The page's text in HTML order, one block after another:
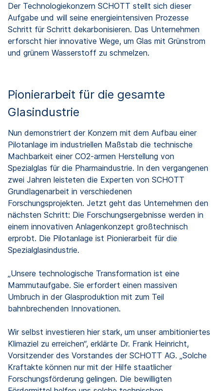
Der Technologiekonzern SCHOTT stellt sich dieser
Aufgabe und will seine energieintensiven Prozesse
Schritt für Schritt dekarbonisieren. Das Unternehmen
erforscht hier innovative Wege, um Glas mit Grünstrom
und grünem Wasserstoff zu schmelzen.
Pionierarbeit für die gesamte
Glasindustrie
Nun demonstriert der Konzern mit dem Aufbau einer
Pilotanlage im industriellen Maßstab die technische
Machbarkeit einer CO2-armen Herstellung von
Spezialglas für die Pharmaindustrie. In den vergangenen
zwei Jahren leisteten die Experten von SCHOTT
Grundlagenarbeit in verschiedenen
Forschungsprojekten. Jetzt geht das Unternehmen den
nächsten Schritt: Die Forschungsergebnisse werden in
einem innovativen Anlagenkonzept großtechnisch
erprobt. Die Pilotanlage ist Pionierarbeit für die
Spezialglasindustrie.
„Unsere technologische Transformation ist eine
Mammutaufgabe. Sie erfordert einen massiven
Umbruch in der Glasproduktion mit zum Teil
bahnbrechenden Innovationen.
Wir selbst investieren hier stark, um unser ambitioniertes
Klimaziel zu erreichen“, erklärte Dr. Frank Heinricht,
Vorsitzender des Vorstandes der SCHOTT AG. „Solche
Kraftakte können nur mit der Hilfe staatlicher
Forschungsförderung gelingen. Die bewilligten